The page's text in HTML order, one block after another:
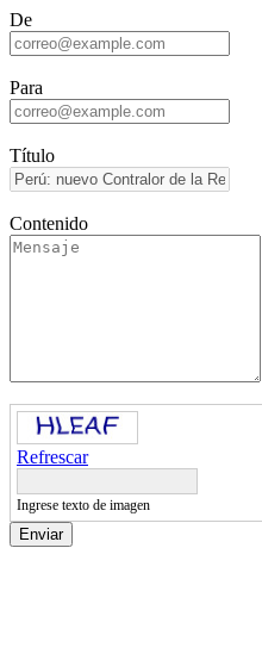
De
Para
Título
Contenido
Refrescar
Ingrese texto de imagen